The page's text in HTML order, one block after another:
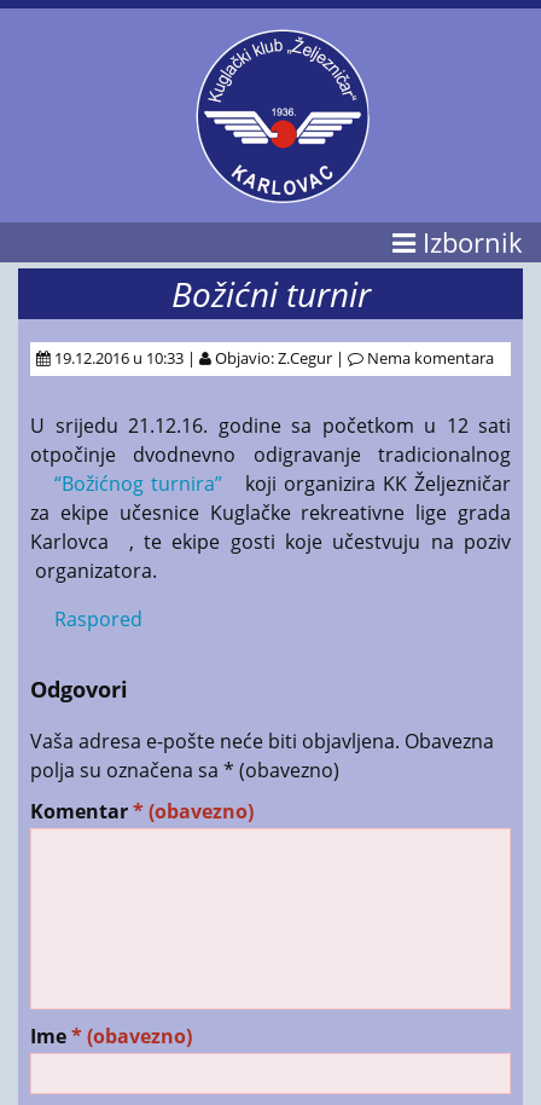
Izbornik
Božićni turnir
19.12.2016 u 10:33 | Objavio: Z.Cegur | Nema komentara
U srijedu 21.12.16. godine sa početkom u 12 sati
otpočinje dvodnevno odigravanje tradicionalnog
“Božićnog turnira” koji organizira KK Željezničar
za ekipe učesnice Kuglačke rekreativne lige grada
Karlovca , te ekipe gosti koje učestvuju na poziv
organizatora.
Raspored
Odgovori
Vaša adresa e-pošte neće biti objavljena. Obavezna
polja su označena sa * (obavezno)
Komentar* (obavezno)
Ime* (obavezno)